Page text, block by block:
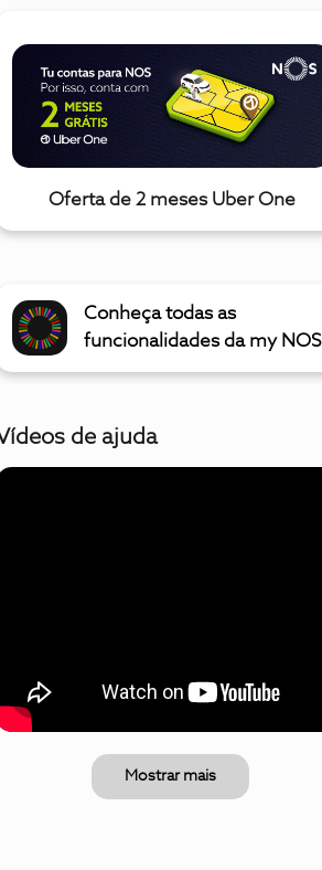
Oferta de 2 meses Uber One
Conheça todas as
funcionalidades da my NOS
de ajuda
Mostrar mais